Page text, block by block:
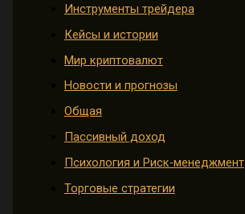
Инструменты трейдера
Кейсы и истории
Мир криптовалют
Новости и прогнозы
Общая
Пассивный доход
Психология и Риск-менеджмент
Торговые стратегии